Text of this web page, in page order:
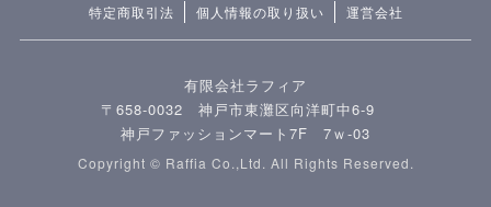
特定商取引法 個人情報の取り扱い 運営会社
有限会社ラフィア
〒658-0032 神戸市東灘区向洋町中6-9
神戸ファッションマート7F 7ｗ-03
Copyright © Raffia Co.,Ltd. All Rights Reserved.